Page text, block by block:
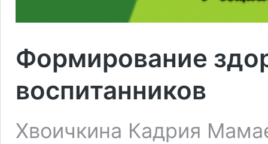
Формирование
воспитанников
Хвоичкина Кадрия